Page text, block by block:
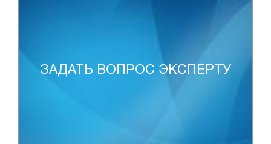
ЗАДАТЬ ВОПРОС ЭКСПЕРТУ